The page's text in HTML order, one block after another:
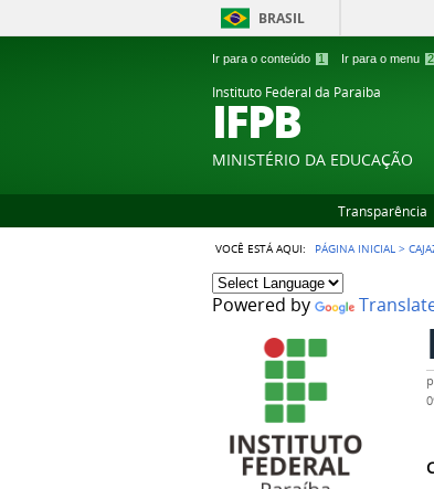
BRASIL
Ir para o conteúdo 1 Ir para o menu 2
Instituto Federal da Paraiba
IFPB
MINISTÉRIO DA EDUCAÇÃO
Transparência
VOCÊ ESTÁ AQUI: PÁGINA INICIAL >
Powered by